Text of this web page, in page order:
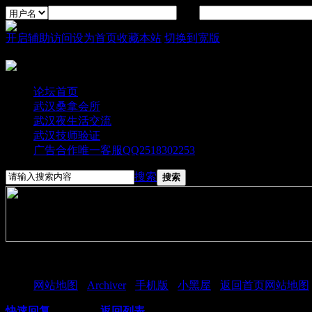
开启辅助访问设为首页收藏本站 切换到宽版
论坛首页
武汉桑拿会所
武汉夜生活交流
武汉技师验证
广告合作唯一客服QQ2518302253
搜索 搜索
网站地图 Archiver- 手机版 小黑屋 返回首页网站地图